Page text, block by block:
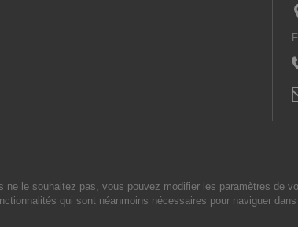
le souhaitez pas, vous pouvez modifier les paramètres de
qui sont néanmoins nécessaires pour naviguer